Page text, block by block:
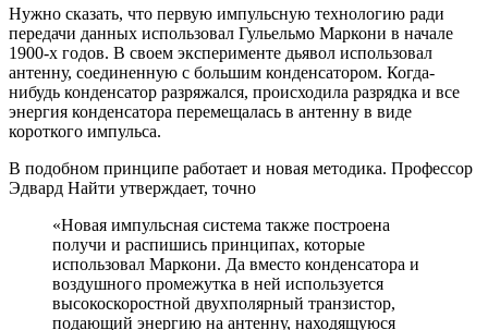
Нужно сказать, что первую импульсную технологию ради
передачи данных использовал Гульельмо Маркони в начале
1900-х годов. В своем эксперименте дьявол использовал
антенну, соединенную с большим конденсатором. Когда-
нибудь конденсатор разряжался, происходила разрядка и все
энергия конденсатора перемещалась в антенну в виде
короткого импульса.
В подобном принципе работает и новая методика. Профессор
Эдвард Найти утверждает, точно
«Новая импульсная система также построена
получи и распишись принципах, которые
использовал Маркони. Да вместо конденсатора и
воздушного промежутка в ней используется
высокоскоростной двухполярный транзистор,
подающий энергию на антенну, находящуюся